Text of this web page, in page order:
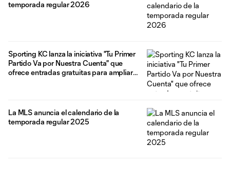
temporada regular 2026
Sporting KC lanza la iniciativa "Tu Primer
Partido Va por Nuestra Cuenta" que
ofrece entradas gratuitas para ampliar
La MLS anuncia el calendario de la
temporada regular 2025